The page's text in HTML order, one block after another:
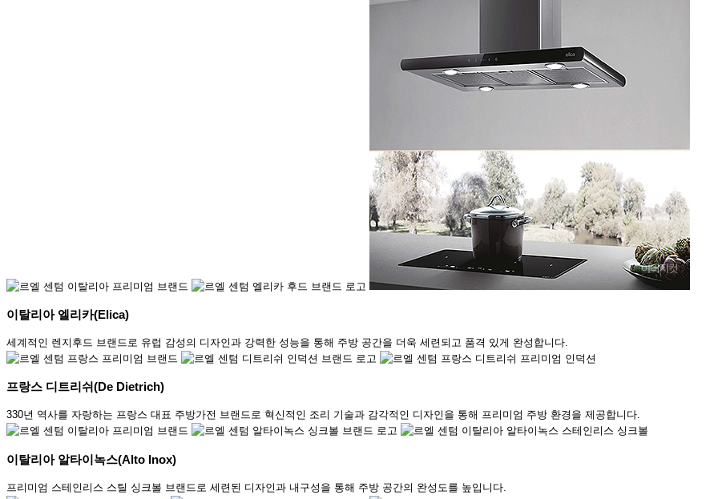
이탈리아 엘리카(Elica)
세계적인 렌지후드 브랜드로 유럽 감성의 디자인과 강력한 성능을 통해 주방 공간을 더욱 세련되고 품격 있게 완성합니다.
프랑스 디트리쉬(De Dietrich)
330년 역사를 자랑하는 프랑스 대표 주방가전 브랜드로 혁신적인 조리 기술과 감각적인 디자인을 통해 프리미엄 주방 환경을 제공합니다.
이탈리아 알타이녹스(Alto Inox)
프리미엄 스테인리스 스틸 싱크볼 브랜드로 세련된 디자인과 내구성을 통해 주방 공간의 완성도를 높입니다.